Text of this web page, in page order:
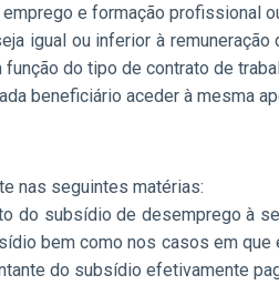
e formação profissional
igual ou inferior à
do tipo de contrato de
beneficiário aceder à mesma
nas seguintes matérias:
do subsídio de desemprego à
bem como nos casos em
do subsídio efetivamente